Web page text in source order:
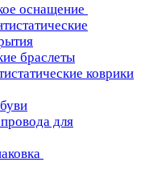
оснащение
браслеты
коврики
для